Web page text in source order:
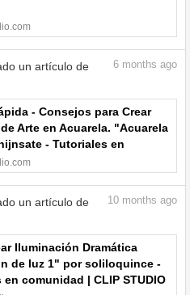
un artículo de
6 months ago
- Consejos para Crear
Arte en Acuarela. "Acuarela
- Tutoriales en
| CLIP STUDIO TIPS
un artículo de
10 months ago
Iluminación Dramática
de luz 1" por soliloquince -
en comunidad | CLIP STUDIO